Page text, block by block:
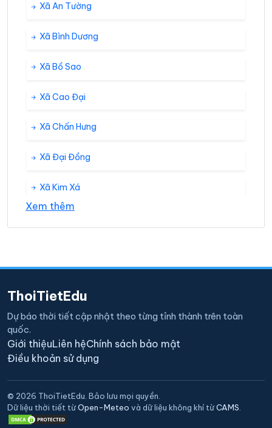
Xã An Tường
Xã Bình Dương
Xã Bồ Sao
Xã Cao Đại
Xã Chấn Hưng
Xã Đại Đồng
Xã Kim Xá
Xã Phú Đa
Xã Tân Phú
Xem thêm
ThoiTietEdu
Dự báo thời tiết cập nhật theo từng tỉnh thành trên toàn
quốc.
Giới thiệuLiên hệChính sách bảo mật
Điều khoản sử dụng
© 2026 ThoiTietEdu. Bảo lưu mọi quyền.
Dữ liệu thời tiết từOpen-Meteo và dữ liệu không khí từCAMS